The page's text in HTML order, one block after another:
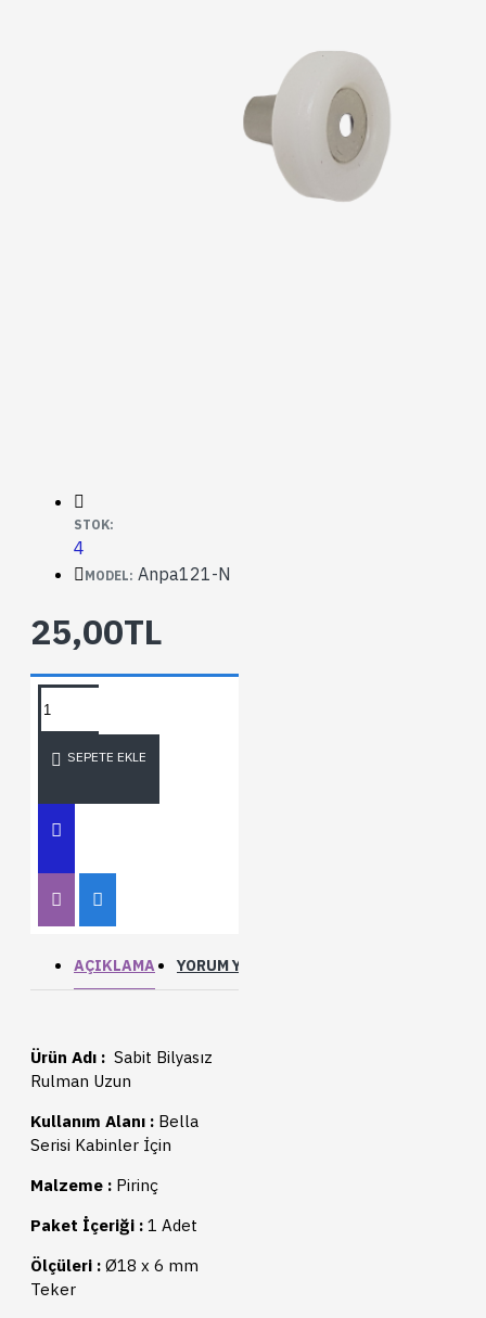
25,00TL
STOK:
4
MODEL: Anpa121-N
SEPETE EKLE
AÇIKLAMA YORUM YAP
Ürün Adı : Sabit Bilyasız
Rulman Uzun
Kullanım Alanı : Bella
Serisi Kabinler İçin
Malzeme : Pirinç
Paket İçeriği : 1 Adet
Ölçüleri : Ø18 x 6 mm
Teker